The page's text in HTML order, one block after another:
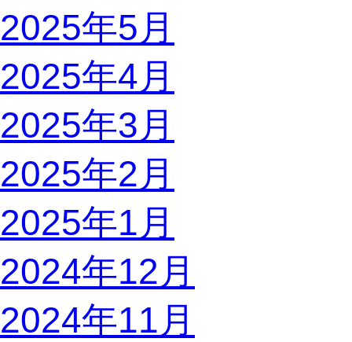
2025年5月
2025年4月
2025年3月
2025年2月
2025年1月
2024年12月
2024年11月